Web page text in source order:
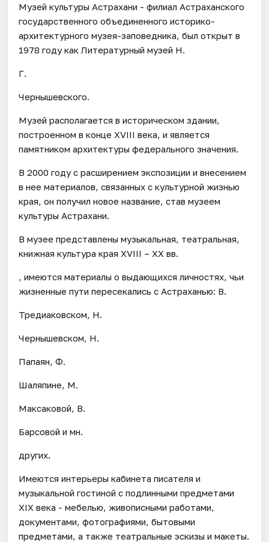
Музей культуры Астрахани - филиал Астраханского
государственного объединенного историко-
архитектурного музея-заповедника, был открыт в
1978 году как Литературный музей Н.
Г.
Чернышевского.
Музей располагается в историческом здании,
построенном в конце XVIII века, и является
памятником архитектуры федерального значения.
В 2000 году с расширением экспозиции и внесением
в нее материалов, связанных с культурной жизнью
края, он получил новое название, став музеем
культуры Астрахани.
В музее представлены музыкальная, театральная,
книжная культура края XVIII – XX вв.
, имеются материалы о выдающихся личностях, чьи
жизненные пути пересекались с Астраханью: В.
Тредиаковском, Н.
Чернышевском, Н.
Папаян, Ф.
Шаляпине, М.
Максаковой, В.
Барсовой и мн.
других.
Имеются интерьеры кабинета писателя и
музыкальной гостиной с подлинными предметами
XIX века - мебелью, живописными работами,
документами, фотографиями, бытовыми
предметами, а также театральные эскизы и макеты.